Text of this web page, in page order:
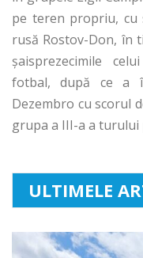
pe teren propriu, cu
rusă Rostov-Don, în
şaisprezecimile
fotbal, după ce a
Dezembro cu scorul
grupa a III-a a turului
ULTIMELE